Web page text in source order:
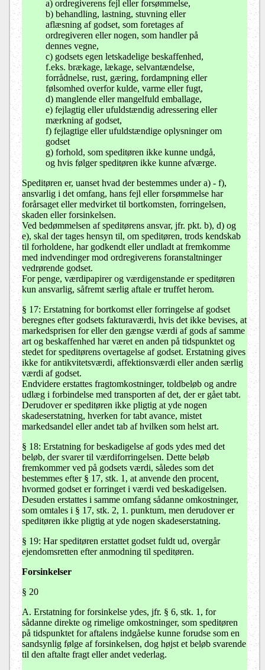
a) ordregiverens fejl eller forsømmelse,
b) behandling, lastning, stuvning eller
aflæsning af godset, som foretages af
ordregiveren eller nogen, som handler på
dennes vegne,
c) godsets egen letskadelige beskaffenhed,
f.eks. brækage, lækage, selvantændelse,
forrådnelse, rust, gæring, fordampning eller
følsomhed overfor kulde, varme eller fugt,
d) manglende eller mangelfuld emballage,
e) fejlagtig eller ufuldstændig adressering eller
mærkning af godset,
f) fejlagtige eller ufuldstændige oplysninger om
godset
g) forhold, som speditøren ikke kunne undgå,
og hvis følger speditøren ikke kunne afværge.
Speditøren er, uanset hvad der bestemmes under a) - f),
ansvarlig i det omfang, hans fejl eller forsømmelse har
forårsaget eller medvirket til bortkomsten, forringelsen,
skaden eller forsinkelsen.
Ved bedømmelsen af speditørens ansvar, jfr. pkt. b), d) og
e), skal der tages hensyn til, om speditøren, trods kendskab
til forholdene, har godkendt eller undladt at fremkomme
med indvendinger mod ordregiverens foranstaltninger
vedrørende godset.
For penge, værdipapirer og værdigenstande er speditøren
kun ansvarlig, såfremt særlig aftale er truffet herom.
§ 17: Erstatning for bortkomst eller forringelse af godset
beregnes efter godsets fakturaværdi, hvis det ikke bevises, at
markedsprisen for eller den gængse værdi af gods af samme
art og beskaffenhed har været en anden på tidspunktet og
stedet for speditørens overtagelse af godset. Erstatning gives
ikke for antikvitetsværdi, affektionsværdi eller anden særlig
værdi af godset.
Endvidere erstattes fragtomkostninger, toldbeløb og andre
udlæg i forbindelse med transporten af det, der er gået tabt.
Derudover er speditøren ikke pligtig at yde nogen
skadeserstatning, hverken for tabt avance, mistet
markedsandel eller andet tab af hvilken som helst art.
§ 18: Erstatning for beskadigelse af gods ydes med det
beløb, der svarer til værdiforringelsen. Dette beløb
fremkommer ved på godsets værdi, således som det
bestemmes efter § 17, stk. 1, at anvende den procent,
hvormed godset er forringet i værdi ved beskadigelsen.
Desuden erstattes i samme omfang sådanne omkostninger,
som omtales i § 17, stk. 2, 1. punktum, men derudover er
speditøren ikke pligtig at yde nogen skadeserstatning.
§ 19: Har speditøren erstattet godset fuldt ud, overgår
ejendomsretten efter anmodning til speditøren.
Forsinkelser
§ 20
A. Erstatning for forsinkelse ydes, jfr. § 6, stk. 1, for
sådanne direkte og rimelige omkostninger, som speditøren
på tidspunktet for aftalens indgåelse kunne forudse som en
sandsynlig følge af forsinkelsen, dog højst et beløb svarende
til den aftalte fragt eller andet vederlag.